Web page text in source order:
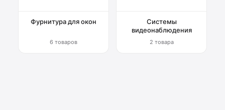
Фурнитура для окон
6 товаров
Системы
видеонаблюдения
2 товара